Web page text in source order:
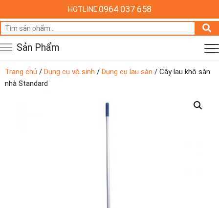
HOTLINE:0964 037 658
Tìm
kiếm:
Sản Phẩm
Trang chủ / Dụng cụ vệ sinh / Dụng cụ lau sàn / Cây lau khô sàn
nhà Standard